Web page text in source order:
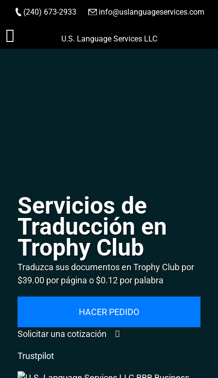
Saltar
(240) 673-2933 info@uslanguageservices.com
HACER PEDIDO
U.S. Language Services LLC
Servicios de
Traducción en
Trophy Club
Traduzca sus documentos en Trophy Club por
$39.00 por página o $0.12 por palabra
HACER PEDIDO
Solicitar una cotización
Trustpilot